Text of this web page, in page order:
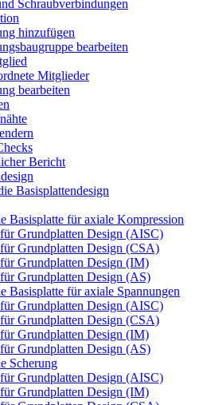
Schraubverbindungen
hinzufügen
bearbeiten
Mitglieder
bearbeiten
Bericht
Basisplattendesign
Basisplatte für axiale Kompression
Grundplatten Design (AISC)
Grundplatten Design (CSA)
Grundplatten Design (IM)
Grundplatten Design (AS)
Basisplatte für axiale Spannungen
Grundplatten Design (AISC)
Grundplatten Design (CSA)
Grundplatten Design (IM)
Grundplatten Design (AS)
Scherung
Grundplatten Design (AISC)
Grundplatten Design (IM)